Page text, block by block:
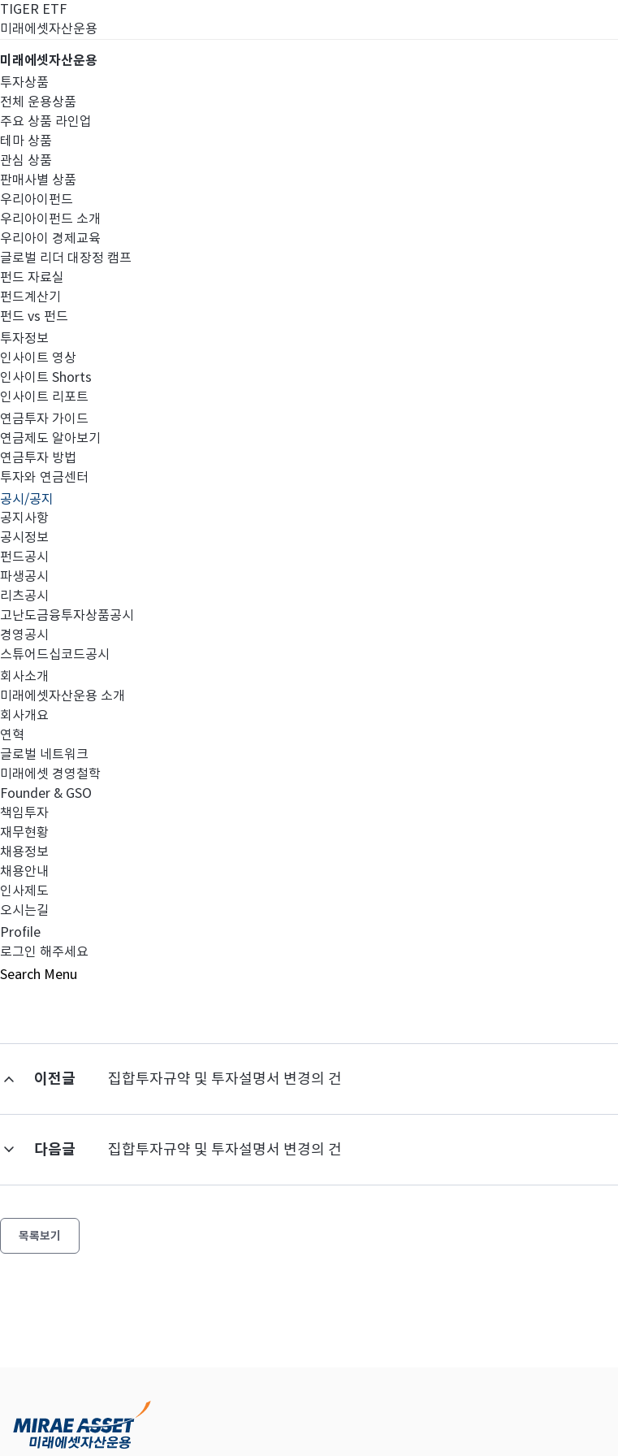
TIGER ETF
미래에셋자산운용
미래에셋자산운용
투자상품
전체 운용상품
주요 상품 라인업
테마 상품
관심 상품
판매사별 상품
우리아이펀드
우리아이펀드 소개
우리아이 경제교육
글로벌 리더 대장정 캠프
펀드 자료실
펀드계산기
펀드 vs 펀드
투자정보
인사이트 영상
인사이트 Shorts
인사이트 리포트
연금투자 가이드
연금제도 알아보기
연금투자 방법
투자와 연금센터
공시/공지
공지사항
공시정보
펀드공시
파생공시
리츠공시
고난도금융투자상품공시
경영공시
스튜어드십코드공시
회사소개
미래에셋자산운용 소개
회사개요
연혁
글로벌 네트워크
미래에셋 경영철학
Founder & GSO
책임투자
재무현황
채용정보
채용안내
인사제도
오시는길
Profile
로그인 해주세요
Search Menu
펀드공시
부동산·특별자산집합투자기구의 집합투자증권 취득 또는 처분
미래에셋부동산인프라혼합자산모투자신탁
특별자산집합투자기구의
집합투자증권 취득 또는
이전글 집합투자규약 및 투자설명서 변경의 건
다음글 집합투자규약 및 투자설명서 변경의 건
목록보기